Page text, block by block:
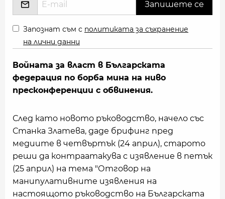
Запознат съм с политиката за съхранение
на лични данни
Войната за власт в Българската
федерация по борба мина на ниво
пресконференции с обвинения.
След като новото ръководство, начело със
Станка Златева, даде брифинг пред
медиите в четвъртък (24 април), старото
реши да контраатакува с изявление в петък
(25 април) на тема "Отговор на
манипулативните изявления на
настоящото ръководство на Българската